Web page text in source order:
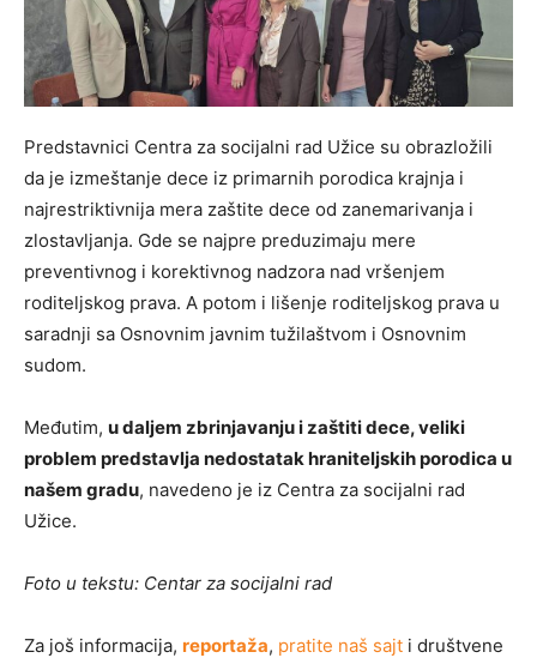
Predstavnici Centra za socijalni rad Užice su obrazložili
da je izmeštanje dece iz primarnih porodica krajnja i
najrestriktivnija mera zaštite dece od zanemarivanja i
zlostavljanja. Gde se najpre preduzimaju mere
preventivnog i korektivnog nadzora nad vršenjem
roditeljskog prava. A potom i lišenje roditeljskog prava u
saradnji sa Osnovnim javnim tužilaštvom i Osnovnim
sudom.
Međutim, u daljem zbrinjavanju i zaštiti dece, veliki
problem predstavlja nedostatak hraniteljskih porodica u
našem gradu, navedeno je iz Centra za socijalni rad
Užice.
Foto u tekstu: Centar za socijalni rad
Za još informacija, reportaža, pratite naš sajt i društvene